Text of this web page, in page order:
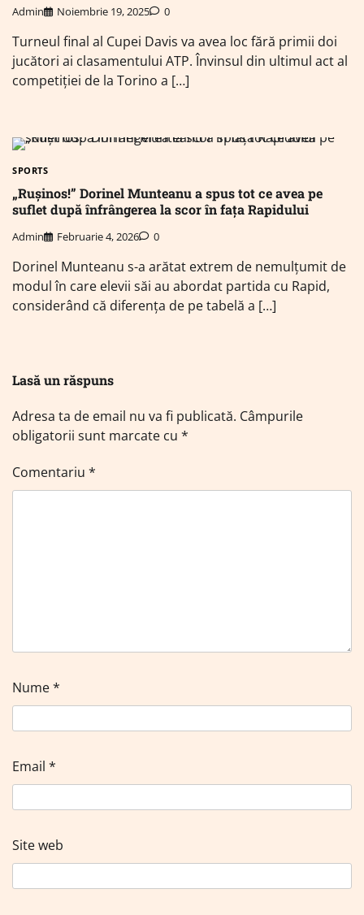
Admin Noiembrie 19, 2025 0
Turneul final al Cupei Davis va avea loc fără primii doi
jucători ai clasamentului ATP. Învinsul din ultimul act al
competiției de la Torino a […]
SPORTS
„Rușinos!” Dorinel Munteanu a spus tot ce avea pe
suflet după înfrângerea la scor în fața Rapidului
Admin Februarie 4, 2026 0
Dorinel Munteanu s-a arătat extrem de nemulțumit de
modul în care elevii săi au abordat partida cu Rapid,
considerând că diferența de pe tabelă a […]
Lasă un răspuns
Adresa ta de email nu va fi publicată. Câmpurile
obligatorii sunt marcate cu *
Comentariu *
Nume*
Email *
Site web